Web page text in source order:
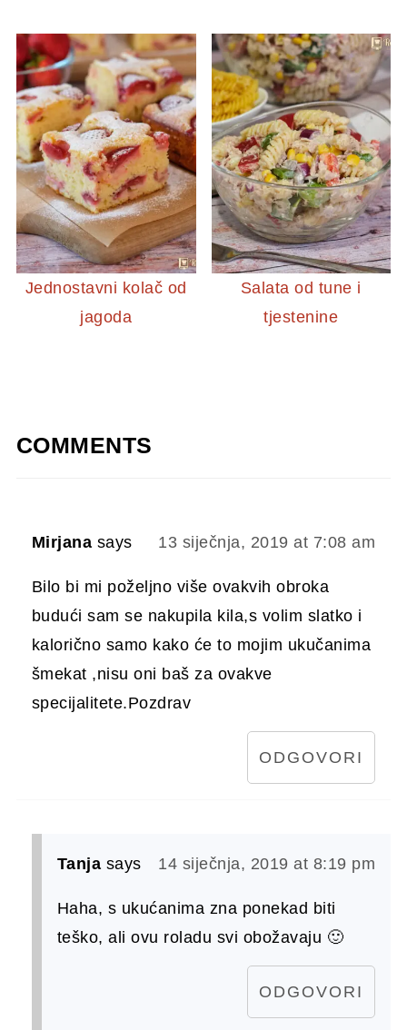
Jednostavni kolač od
jagoda
Salata od tune i
tjestenine
COMMENTS
Mirjana says 13 siječnja, 2019 at 7:08 am
Bilo bi mi poželjno više ovakvih obroka
budući sam se nakupila kila,s volim slatko i
kalorično samo kako će to mojim ukučanima
šmekat ,nisu oni baš za ovakve
specijalitete.Pozdrav
ODGOVORI
Tanja says 14 siječnja, 2019 at 8:19 pm
Haha, s ukućanima zna ponekad biti
teško, ali ovu roladu svi obožavaju 🙂
ODGOVORI